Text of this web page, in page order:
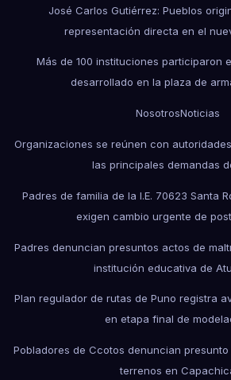
José Carlos Gutiérrez: Pueblos
representación directa en el
Más de 100 instituciones participaron
desarrollado en la plaza de
NosotrosNoticias
Organizaciones se reúnen con
las principales demandas
Padres de familia de la I.E. 70623 Santa
exigen cambio urgente de
Padres denuncian presuntos actos de
institución educativa de
Plan regulador de rutas de Puno registra
en etapa final de
Pobladores de Ccotos denuncian
terrenos en